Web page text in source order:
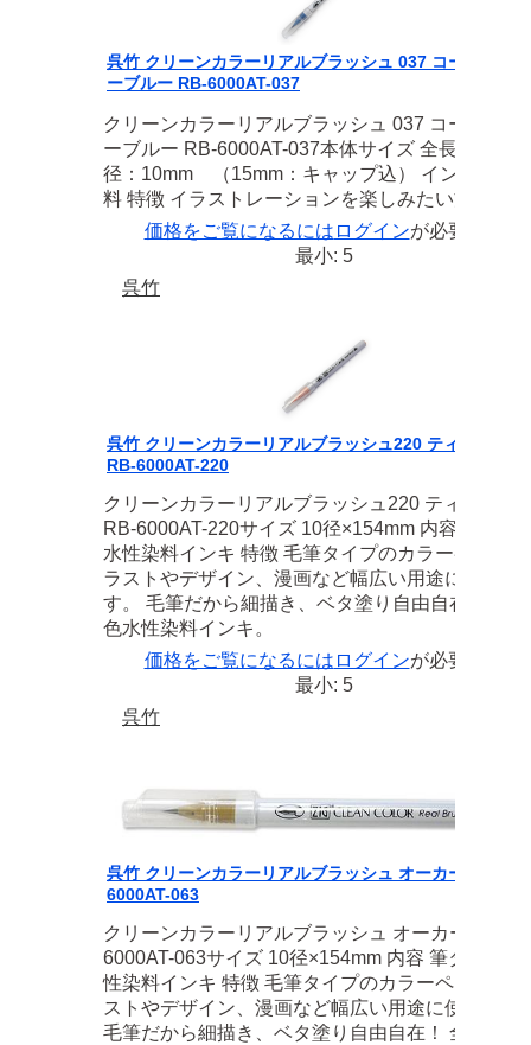
呉竹 クリーンカラーリアルブラッシュ 037 コーンフラワ
ーブルー RB-6000AT-037
クリーンカラーリアルブラッシュ 037 コーンフラ
ーブルー RB-6000AT-037本体サイズ 全長：15.4×
径：10mm （15mm：キャップ込） インク 水性
料 特徴 イラストレーションを楽しみたい方に…...
価格をご覧になるには ログインが必要です
最小: 5
呉竹
呉竹 クリーンカラーリアルブラッシュ220 ティーローズ
RB-6000AT-220
クリーンカラーリアルブラッシュ220 ティーロー
RB-6000AT-220サイズ 10径×154mm 内容 筆タイ
水性染料インキ 特徴 毛筆タイプのカラーペン。
ラストやデザイン、漫画など幅広い用途に使えま
す。 毛筆だから細描き、ベタ塗り自由自在！ 全48
色水性染料インキ。
価格をご覧になるには ログインが必要です
最小: 5
呉竹
呉竹 クリーンカラーリアルブラッシュ オーカー RB-
6000AT-063
クリーンカラーリアルブラッシュ オーカー RB-
6000AT-063サイズ 10径×154mm 内容 筆タイプ 水
性染料インキ 特徴 毛筆タイプのカラーペン。 イ
ストやデザイン、漫画など幅広い用途に使えます
毛筆だから細描き、ベタ塗り自由自在！ 全80色水